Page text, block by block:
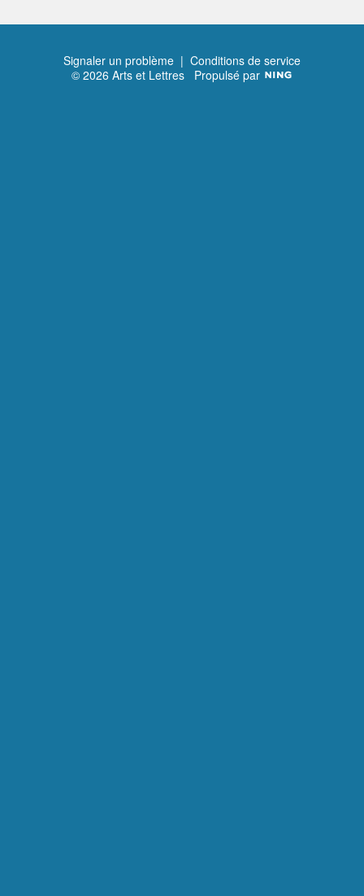
Signaler un problème | Conditions de service
© 2026 Arts et Lettres Propulsé par